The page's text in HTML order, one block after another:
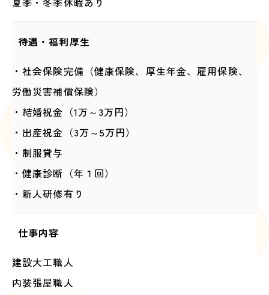
待遇・福利厚生
・社会保険完備（健康保険、厚生年金、雇用保険、
労働災害補償保険）
・結婚祝金（1万～3万円）
・出産祝金（3万～5万円）
・制服貸与
・健康診断（年１回）
・新人研修有り
仕事内容
建設大工職人
内装張屋職人